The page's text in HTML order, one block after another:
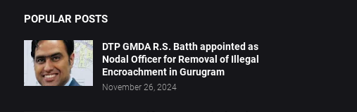
POPULAR POSTS
DTP GMDA R.S. Batth appointed as
Nodal Officer for Removal of Illegal
Encroachment in Gurugram
November 26, 2024